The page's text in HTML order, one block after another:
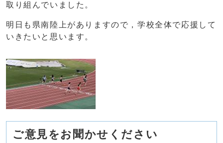
取り組んでいました。
明日も県南陸上がありますので，学校全体で応援して
いきたいと思います。
ご意見をお聞かせください